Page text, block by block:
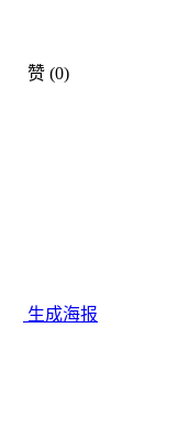
赞 (0)
生成海报